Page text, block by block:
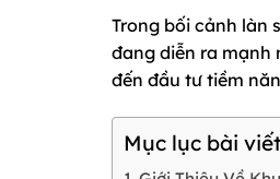
Trong bối cảnh làn
đang diễn ra mạnh
đến đầu tư tiềm
Mục lục bài viết